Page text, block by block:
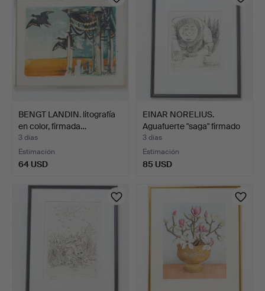
BENGT LANDIN. litografía
en color, firmada…
3 días
Estimación
64 USD
EINAR NORELIUS.
Aguafuerte "saga" firmado
…
3 días
Estimación
85 USD